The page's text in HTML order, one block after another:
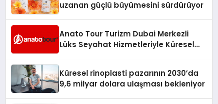
uzanan güçlü büyümesini sürdürüyor
Anato Tour Turizm Dubai Merkezli
Lüks Seyahat Hizmetleriyle Küresel
Küresel rinoplasti pazarının 2030’da
9,6 milyar dolara ulaşması bekleniyor